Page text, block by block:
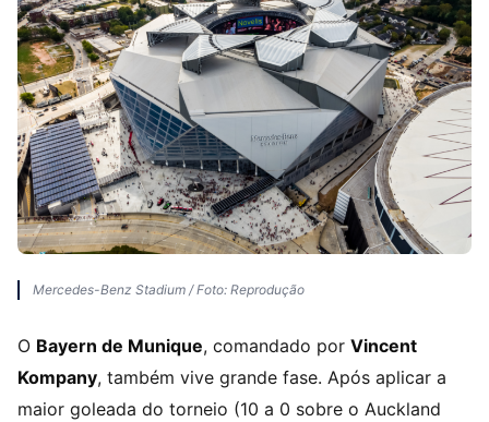
Mercedes-Benz Stadium / Foto: Reprodução
O Bayern de Munique, comandado por Vincent
Kompany, também vive grande fase. Após aplicar a
maior goleada do torneio (10 a 0 sobre o Auckland